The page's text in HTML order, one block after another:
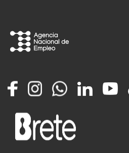
FacebookInstagramWhatsappLinkedIn